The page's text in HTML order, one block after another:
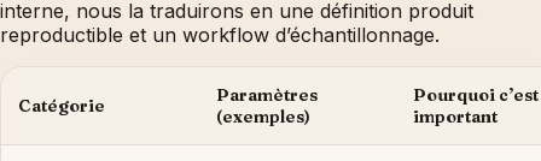
interne, nous la traduirons en une définition produit
reproductible et un workflow d’échantillonnage.
Catégorie
Paramètres
(exemples)
Pourquoi c’est
important